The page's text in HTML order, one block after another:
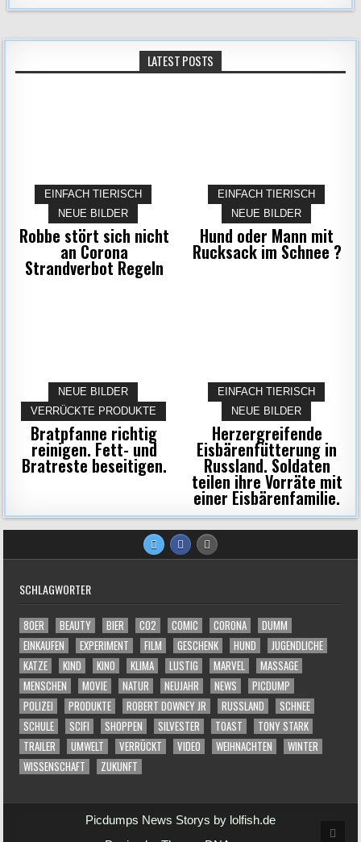
LATEST POSTS
EINFACH TIERISCH
NEUE BILDER
Robbe stört sich nicht
an Corona
Strandverbot Regeln
EINFACH TIERISCH
NEUE BILDER
Hund oder Mann mit
Rucksack im Schnee ?
NEUE BILDER
VERRÜCKTE PRODUKTE
Bratpfanne richtig
reinigen. Fett- und
Bratreste beseitigen.
EINFACH TIERISCH
NEUE BILDER
Herzergreifende
Eisbärenfütterung in
Russland. Soldaten
teilen ihre Vorräte mit
einer Eisbärenfamilie.
SCHLAGWÖRTER
80ER BEAUTY BIER CO2 COMIC CORONA
DUMM
EINKAUFEN
EXPERIMENT FILM GESCHENK HUND
JUGENDLICHE
KATZE
KIND KINO KLIMA LUSTIG MARVEL
MASSAGE
MENSCHEN
MOVIE NATUR NEUJAHR NEWS
PICDUMP
POLIZEI
PRODUKTE ROBERT DOWNEY JR RUSSLAND
SCHNEE
SCHULE
SCIFI SHOPPEN SILVESTER TOAST
TONY STARK
TRAILER
UMWELT VERRÜCKT VIDEO WEIHNACHTEN
WINTER
WISSENSCHAFT
ZUKUNFT
Picdumps News Storys by lolfish.de